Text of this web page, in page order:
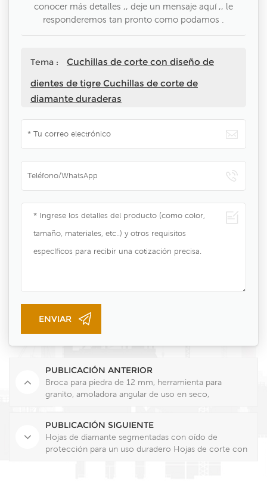
conocer más detalles ,, deje un mensaje aquí ,, le
responderemos tan pronto como podamos .
Tema :
Cuchillas de corte con diseño de
dientes de tigre Cuchillas de corte de
diamante duraderas
PUBLICACIÓN ANTERIOR
Broca para piedra de 12 mm, herramienta para
granito, amoladora angular de uso en seco,
PUBLICACIÓN SIGUIENTE
Hojas de diamante segmentadas con oído de
protección para un uso duradero Hojas de corte con